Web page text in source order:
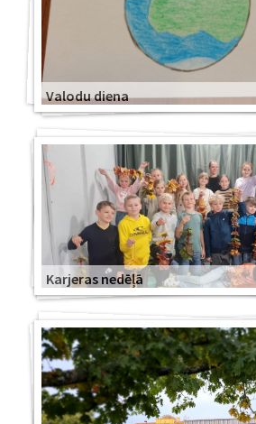
Valodu diena
Karjeras nedēļā